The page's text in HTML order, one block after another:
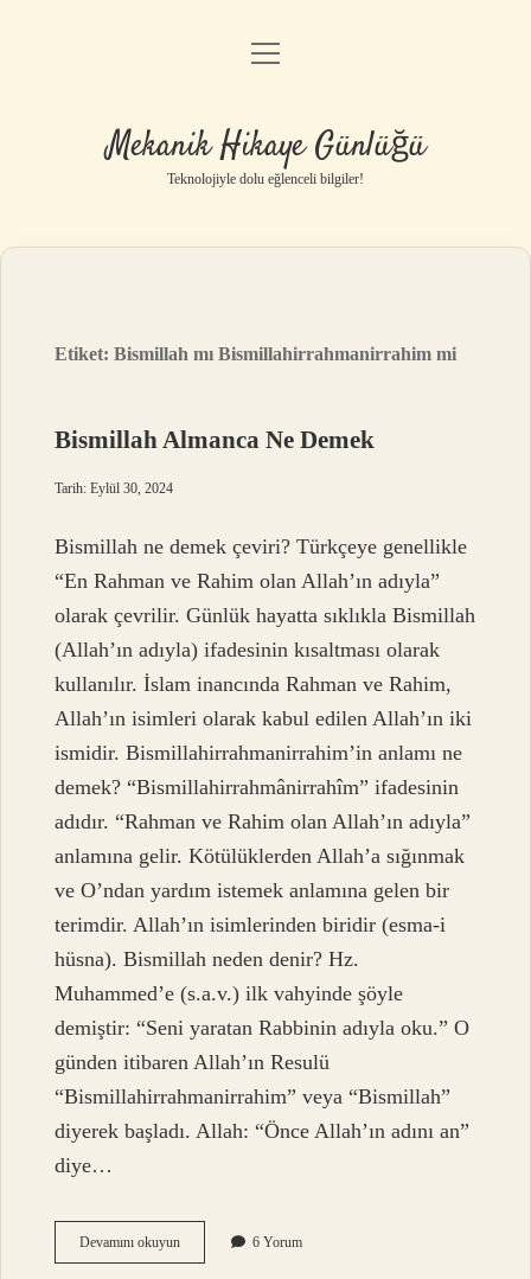
Anasayfa
Yasal Uyarı
menüyü
Mekanik Hikaye Günlüğü
Teknolojiyle dolu eğlenceli bilgiler!
Etiket:Bismillah mı Bismillahirrahmanirrahim mi
Bismillah Almanca Ne Demek
Tarih: Eylül 30, 2024
Bismillah ne demek çeviri? Türkçeye genellikle
“En Rahman ve Rahim olan Allah’ın adıyla”
olarak çevrilir. Günlük hayatta sıklıkla Bismillah
(Allah’ın adıyla) ifadesinin kısaltması olarak
kullanılır. İslam inancında Rahman ve Rahim,
Allah’ın isimleri olarak kabul edilen Allah’ın iki
ismidir. Bismillahirrahmanirrahim’in anlamı ne
demek? “Bismillahirrahmânirrahîm” ifadesinin
adıdır. “Rahman ve Rahim olan Allah’ın adıyla”
anlamına gelir. Kötülüklerden Allah’a sığınmak
ve O’ndan yardım istemek anlamına gelen bir
terimdir. Allah’ın isimlerinden biridir (esma-i
hüsna). Bismillah neden denir? Hz.
Muhammed’e (s.a.v.) ilk vahyinde şöyle
demiştir: “Seni yaratan Rabbinin adıyla oku.” O
günden itibaren Allah’ın Resulü
“Bismillahirrahmanirrahim” veya “Bismillah”
diyerek başladı. Allah: “Önce Allah’ın adını an”
diye…
Devamını okuyunBismillah
Almanca
6 Yorum